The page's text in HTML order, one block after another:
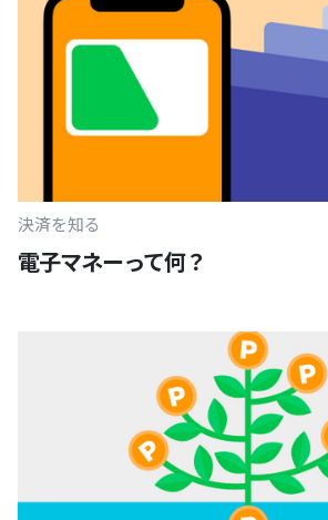
決済を知る
電子マネーって何？